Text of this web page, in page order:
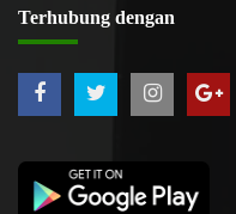
Terhubung dengan